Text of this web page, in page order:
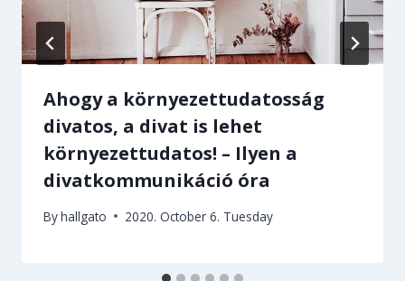
Ahogy a környezettudatosság
divatos, a divat is lehet
környezettudatos! – Ilyen a
divatkommunikáció óra
Byhallgato 2020. October 6. Tuesday